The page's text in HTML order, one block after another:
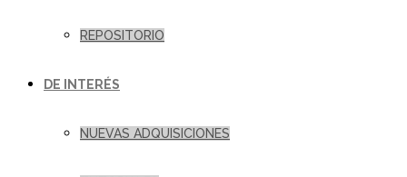
REPOSITORIO
DE INTERÉS
NUEVAS ADQUISICIONES